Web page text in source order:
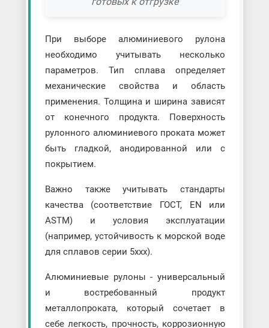
При выборе алюминиевого рулона
необходимо учитывать несколько
параметров. Тип сплава определяет
механические свойства и область
применения. Толщина и ширина зависят
от конечного продукта. Поверхность
рулонного алюминиевого проката может
быть гладкой, анодированной или с
покрытием.
Важно также учитывать стандарты
качества (соответствие ГОСТ, EN или
ASTM) и условия эксплуатации
(например, устойчивость к морской воде
для сплавов серии 5xxx).
Алюминиевые рулоны - универсальный
и востребованный продукт
металлопроката, который сочетает в
себе легкость, прочность, коррозионную